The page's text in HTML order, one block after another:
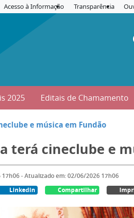
Acesso à Informação Transparência
2025 Editais de Chamamento
e música em Fundão
terá cineclube e
- Atualizado em: 02/06/2026 17h06
Linkedin Compartilhar